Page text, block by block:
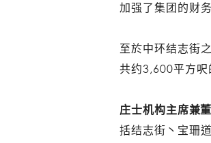
加强了集团的财
至於中环结志街
共约3,600平方呎
庄士机构主席兼
括结志街丶宝珊